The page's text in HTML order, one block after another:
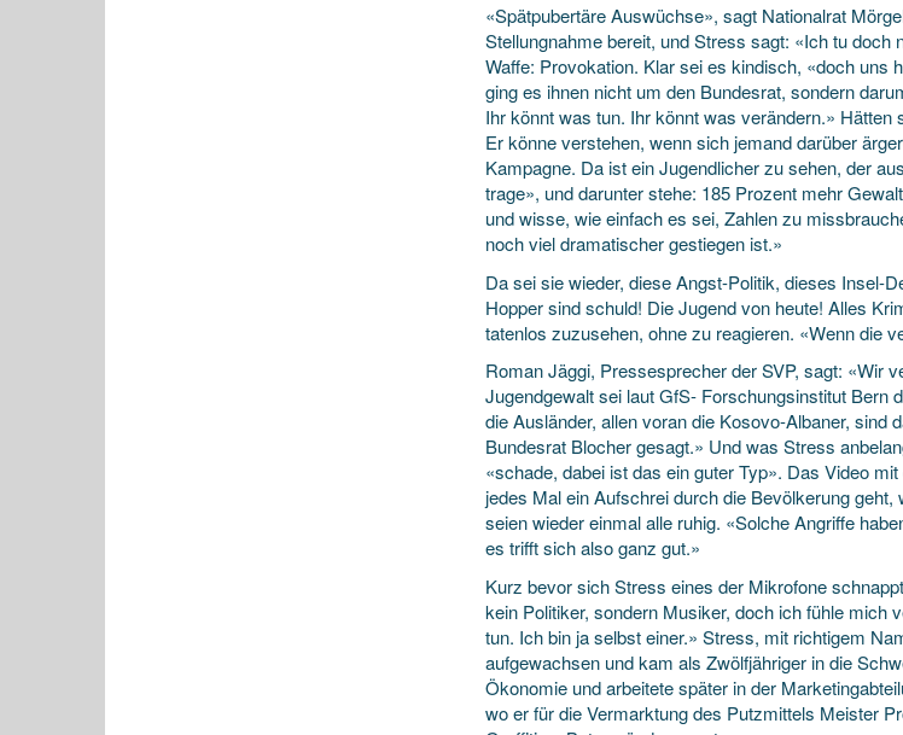
«Spätpubertäre Auswüchse», sagt Nationalrat
Stellungnahme bereit, und Stress sagt: «Ich tu
Waffe: Provokation. Klar sei es kindisch, «doch uns
ging es ihnen nicht um den Bundesrat, sondern
Ihr könnt was tun. Ihr könnt was verändern.»
Er könne verstehen, wenn sich jemand darüber
Kampagne. Da ist ein Jugendlicher zu sehen, der
trage», und darunter stehe: 185 Prozent mehr
und wisse, wie einfach es sei, Zahlen zu
noch viel dramatischer gestiegen ist.»
Da sei sie wieder, diese Angst-Politik, dieses Insel-
Hopper sind schuld! Die Jugend von heute! Alles
tatenlos zuzusehen, ohne zu reagieren. «Wenn die
Roman Jäggi, Pressesprecher der SVP, sagt: «Wir
Jugendgewalt sei laut GfS- Forschungsinstitut
die Ausländer, allen voran die Kosovo-Albaner,
Bundesrat Blocher gesagt.» Und was Stress
«schade, dabei ist das ein guter Typ». Das Video
jedes Mal ein Aufschrei durch die Bevölkerung
seien wieder einmal alle ruhig. «Solche Angriffe
es trifft sich also ganz gut.»
Kurz bevor sich Stress eines der Mikrofone
kein Politiker, sondern Musiker, doch ich fühle mich
tun. Ich bin ja selbst einer.» Stress, mit richtigem
aufgewachsen und kam als Zwölfjähriger in die
Ökonomie und arbeitete später in der
wo er für die Vermarktung des Putzmittels Meister